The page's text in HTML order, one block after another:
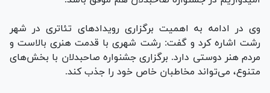
وی در ادامه به اهمیت برگزاری رویداد‌های تئاتری در شهر
رشت اشاره کرد و گفت: رشت شهری با قدمت هنری بالاست و
مردم هنر دوستی دارد. برگزاری جشنواره صاحبدلان با بخش‌های
متنوع، می‌تواند مخاطبان خاص خود را جذب کند.